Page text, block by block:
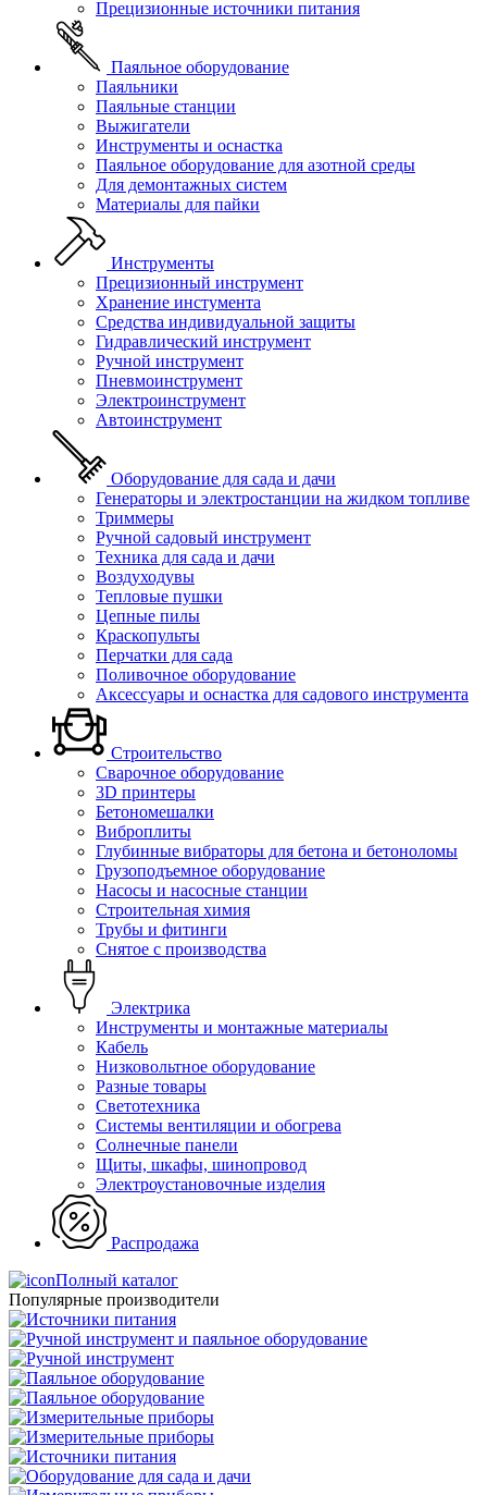
Прецизионные источники питания
Паяльное оборудование
Паяльники
Паяльные станции
Выжигатели
Инструменты и оснастка
Паяльное оборудование для азотной среды
Для демонтажных систем
Материалы для пайки
Инструменты
Прецизионный инструмент
Хранение инстумента
Средства индивидуальной защиты
Гидравлический инструмент
Ручной инструмент
Пневмоинструмент
Электроинструмент
Автоинструмент
Оборудование для сада и дачи
Генераторы и электростанции на жидком топливе
Триммеры
Ручной садовый инструмент
Техника для сада и дачи
Воздуходувы
Тепловые пушки
Цепные пилы
Краскопульты
Перчатки для сада
Поливочное оборудование
Аксессуары и оснастка для садового инструмента
Строительство
Сварочное оборудование
3D принтеры
Бетономешалки
Виброплиты
Глубинные вибраторы для бетона и бетоноломы
Грузоподъемное оборудование
Насосы и насосные станции
Строительная химия
Трубы и фитинги
Снятое с производства
Электрика
Инструменты и монтажные материалы
Кабель
Низковольтное оборудование
Разные товары
Светотехника
Системы вентиляции и обогрева
Солнечные панели
Щиты, шкафы, шинопровод
Электроустановочные изделия
Распродажа
Полный каталог
Популярные производители